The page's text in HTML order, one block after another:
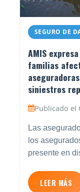
SEGURO DE
AMIS
familias
siniestros
Publicado el
Las
los
presente en
LEER MÁS